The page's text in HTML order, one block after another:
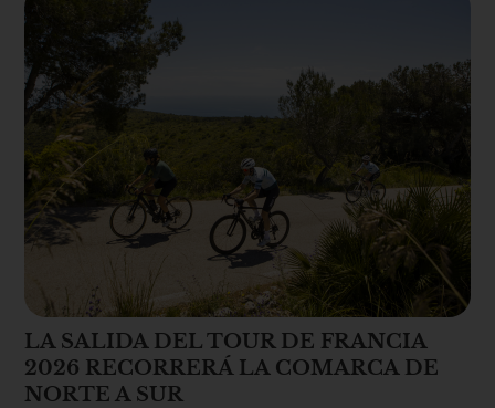
LA SALIDA DEL TOUR DE FRANCIA
2026 RECORRERÁ LA COMARCA DE
NORTE A SUR